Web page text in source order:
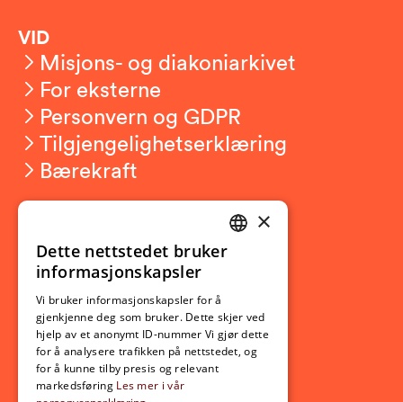
VID
Misjons- og diakoniarkivet
For eksterne
Personvern og GDPR
Tilgjengelighetserklæring
Bærekraft
Ny student
Utveksling
Opptak
Lov- og regelverk
Aktuelt
NORWEGIAN
×
Dette nettstedet bruker
informasjonskapsler
Vi bruker informasjonskapsler for å
gjenkjenne deg som bruker. Dette skjer ved
hjelp av et anonymt ID-nummer Vi gjør dette
for å analysere trafikken på nettstedet, og
for å kunne tilby presis og relevant
markedsføring Les mer i vår